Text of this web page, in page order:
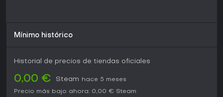
Mínimo histórico
Historial de precios de tiendas oficiales
0,00 € Steam
hace 5 meses
Precio más bajo ahora: 0,00 € Steam